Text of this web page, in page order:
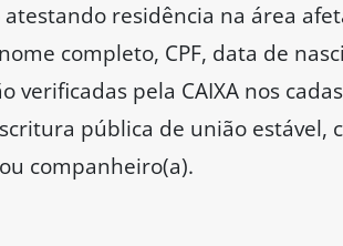
residência na área
completo, CPF, data de
verificadas pela CAIXA nos
pública de união estável,
companheiro(a).